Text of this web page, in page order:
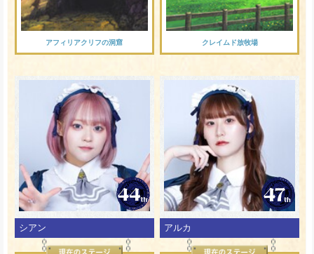
アフィリアクリフの洞窟 クレイムド放牧場
シアン アルカ